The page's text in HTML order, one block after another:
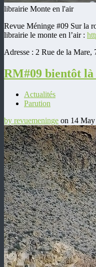
librairie Monte en l'air
Revue Méninge #09 Sur la
librairie le monte en l’air :
Adresse : 2 Rue de la Mare,
RM#09 bientôt là
Actualités
Parution
by revuemeninge on 14